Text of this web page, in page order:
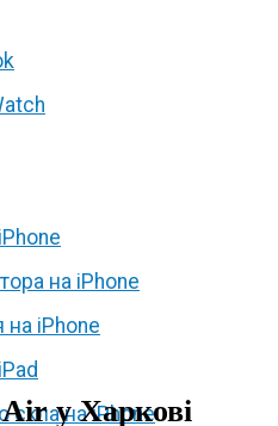
на iPhone
на iPhone
скла на iPhone
у Харкові